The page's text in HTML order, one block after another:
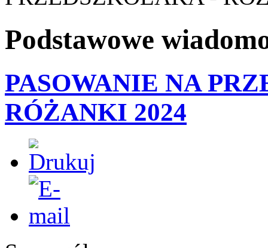
Podstawowe
PASOWANIE NA
RÓŻANKI 2024